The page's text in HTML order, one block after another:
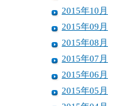
2015年10月
2015年09月
2015年08月
2015年07月
2015年06月
2015年05月